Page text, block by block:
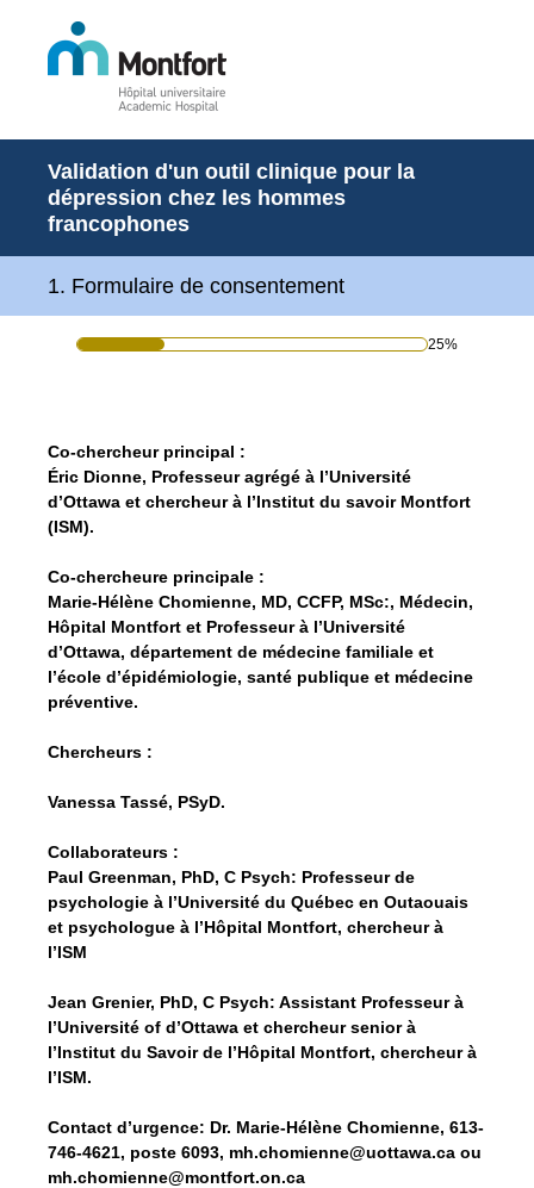
Validation d'un outil clinique pour la
dépression chez les hommes
francophones
1. Formulaire de consentement
25%
Co-chercheur principal :
Éric Dionne, Professeur agrégé à l’Université
d’Ottawa et chercheur à l’Institut du savoir Montfort
(ISM).
Co-chercheure principale :
Marie-Hélène Chomienne, MD, CCFP, MSc:, Médecin,
Hôpital Montfort et Professeur à l’Université
d’Ottawa, département de médecine familiale et
l’école d’épidémiologie, santé publique et médecine
préventive.
Chercheurs :
Vanessa Tassé, PSyD.
Collaborateurs :
Paul Greenman, PhD, C Psych: Professeur de
psychologie à l’Université du Québec en Outaouais
et psychologue à l’Hôpital Montfort, chercheur à
l’ISM
Jean Grenier, PhD, C Psych: Assistant Professeur à
l’Université of d’Ottawa et chercheur senior à
l’Institut du Savoir de l’Hôpital Montfort, chercheur à
l’ISM.
Contact d’urgence: Dr. Marie-Hélène Chomienne, 613-
746-4621, poste 6093, mh.chomienne@uottawa.ca ou
mh.chomienne@montfort.on.ca